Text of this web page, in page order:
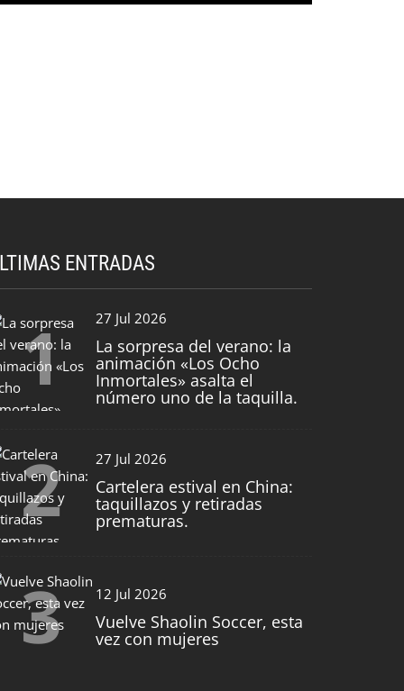
ENTRADAS
1 27 Jul 2026
La sorpresa del verano: la
animación «Los Ocho
Inmortales» asalta el
número uno de la taquilla.
2 27 Jul 2026
Cartelera estival en China:
taquillazos y retiradas
prematuras.
3 12 Jul 2026
Vuelve Shaolin Soccer, esta
vez con mujeres